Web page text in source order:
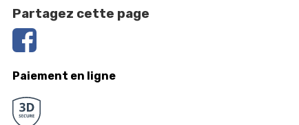
Partagez cette page
Paiement en ligne